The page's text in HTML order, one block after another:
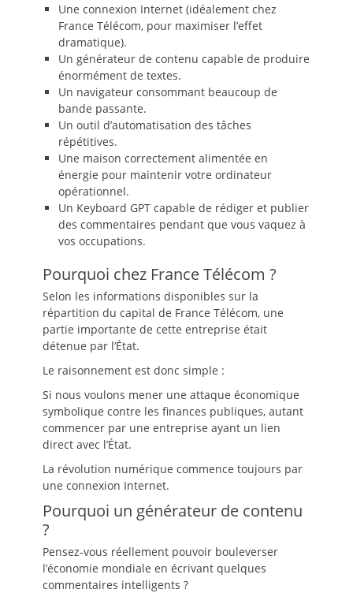
Une connexion Internet (idéalement chez
France Télécom, pour maximiser l’effet
dramatique).
Un générateur de contenu capable de produire
énormément de textes.
Un navigateur consommant beaucoup de
bande passante.
Un outil d’automatisation des tâches
répétitives.
Une maison correctement alimentée en
énergie pour maintenir votre ordinateur
opérationnel.
Un Keyboard GPT capable de rédiger et publier
des commentaires pendant que vous vaquez à
vos occupations.
Pourquoi chez France Télécom ?
Selon les informations disponibles sur la
répartition du capital de France Télécom, une
partie importante de cette entreprise était
détenue par l’État.
Le raisonnement est donc simple :
Si nous voulons mener une attaque économique
symbolique contre les finances publiques, autant
commencer par une entreprise ayant un lien
direct avec l’État.
La révolution numérique commence toujours par
une connexion Internet.
Pourquoi un générateur de contenu
?
Pensez-vous réellement pouvoir bouleverser
l’économie mondiale en écrivant quelques
commentaires intelligents ?